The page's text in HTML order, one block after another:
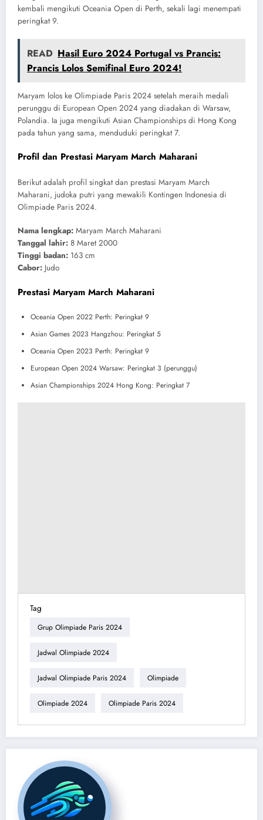
kembali mengikuti Oceania Open di Perth, sekali lagi menempati
peringkat 9.
READ Hasil Euro 2024 Portugal vs Prancis:
Prancis Lolos Semifinal Euro 2024!
Maryam lolos ke Olimpiade Paris 2024 setelah meraih medali
perunggu di European Open 2024 yang diadakan di Warsaw,
Polandia. Ia juga mengikuti Asian Championships di Hong Kong
pada tahun yang sama, menduduki peringkat 7.
Profil dan Prestasi Maryam March Maharani
Berikut adalah profil singkat dan prestasi Maryam March
Maharani, judoka putri yang mewakili Kontingen Indonesia di
Olimpiade Paris 2024.
Nama lengkap: Maryam March Maharani
Tanggal lahir: 8 Maret 2000
Tinggi badan: 163 cm
Cabor: Judo
Prestasi Maryam March Maharani
Oceania Open 2022 Perth: Peringkat 9
Asian Games 2023 Hangzhou: Peringkat 5
Oceania Open 2023 Perth: Peringkat 9
European Open 2024 Warsaw: Peringkat 3 (perunggu)
Asian Championships 2024 Hong Kong: Peringkat 7
Tag
Grup Olimpiade Paris 2024
Jadwal Olimpiade 2024
Jadwal Olimpiade Paris 2024 Olimpiade
Olimpiade 2024 Olimpiade Paris 2024